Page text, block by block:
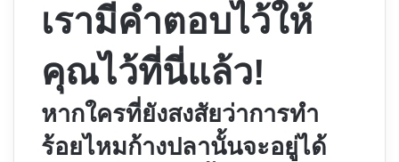
เรามีคำตอบไว้ให้
คุณไว้ที่นี่แล้ว!
หากใครที่ยังสงสัยว่าการทำ
ร้อยไหมก้างปลานั้นจะอยู่ได้